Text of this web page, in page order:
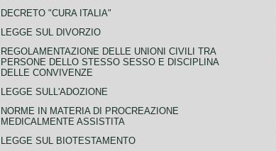
DECRETO "CURA ITALIA"
LEGGE SUL DIVORZIO
REGOLAMENTAZIONE DELLE UNIONI CIVILI TRA
PERSONE DELLO STESSO SESSO E DISCIPLINA
DELLE CONVIVENZE
LEGGE SULL'ADOZIONE
NORME IN MATERIA DI PROCREAZIONE
MEDICALMENTE ASSISTITA
LEGGE SUL BIOTESTAMENTO